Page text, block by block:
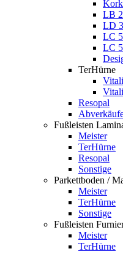
LB
LD
LC
LC
TerHürne
Resopal
Fußleisten
Meister
TerHürne
Resopal
Sonstige
Parkettboden /
Meister
TerHürne
Sonstige
Fußleisten
Meister
TerHürne